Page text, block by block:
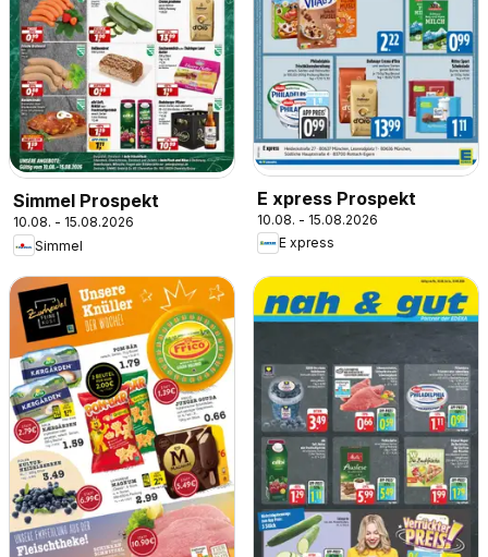
Simmel Prospekt
10.08. - 15.08.2026
Simmel
E xpress Prospekt
10.08. - 15.08.2026
E xpress